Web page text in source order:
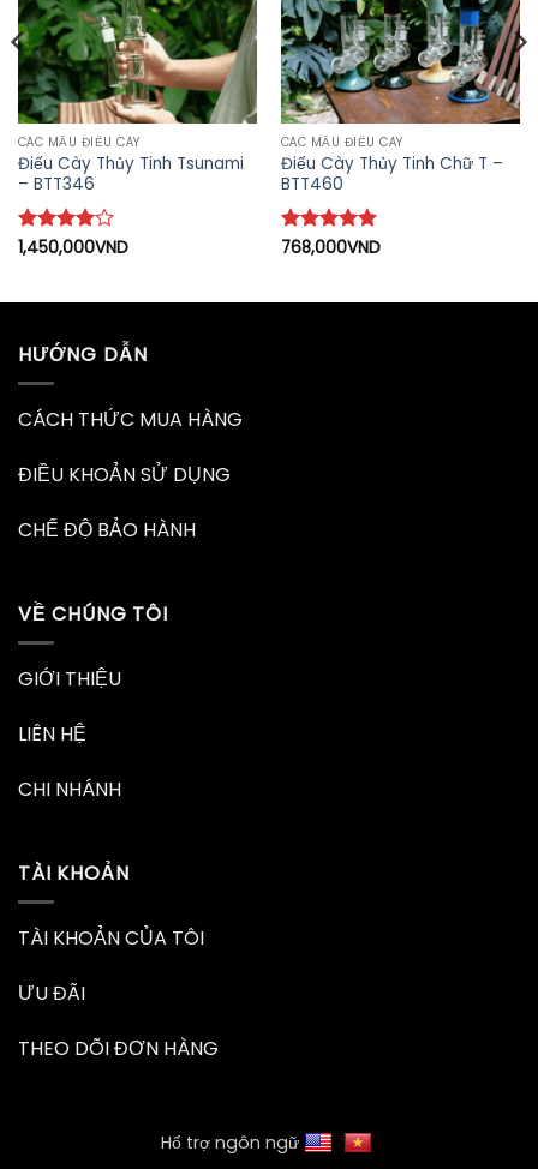
CÁC MẪU ĐIẾU CÀY
Điếu Cày Thủy Tinh Tsunami
– BTT346
Được
1,450,000VND
CÁC MẪU ĐIẾU CÀY
Điếu Cày Thủy Tinh Chữ T –
BTT460
Được xếp
768,000VND
HƯỚNG DẪN
CÁCH THỨC MUA HÀNG
ĐIỀU KHOẢN SỬ DỤNG
CHẾ ĐỘ BẢO HÀNH
VỀ CHÚNG TÔI
GIỚI THIỆU
LIÊN HỆ
CHI NHÁNH
TÀI KHOẢN
TÀI KHOẢN CỦA TÔI
ƯU ĐÃI
THEO DÕI ĐƠN HÀNG
Hổ trợ ngôn ngữ